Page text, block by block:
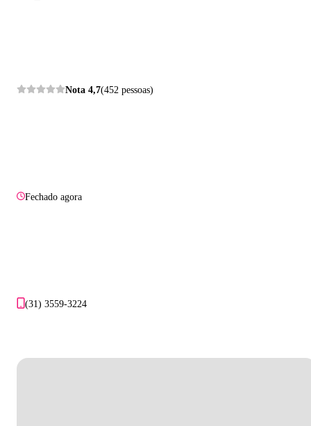
Nota 4,7(452 pessoas)
Fechado agora
(31) 3559-3224